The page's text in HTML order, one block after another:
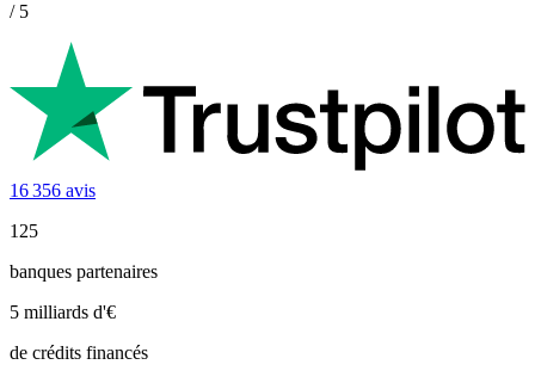
/ 5
16 356 avis
125
banques partenaires
5 milliards d'€
de crédits financés